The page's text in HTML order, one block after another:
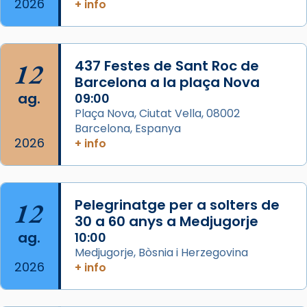
col·laboradors, a la Catedral de Barcelona.
L’arquebisbe de Barcelona, el cardenal Joan
Josep Omella, ha presidit la missa i l’ha
concelebrat el bisbe auxiliar de Barcelona,
Mons. David Abadías.
📸 Dr. G. Simón
Photo
View on Facebook
2 weeks ago
Memòria de les santes Juliana i
Semproniana, verges i màrtirs.
Acompanyant la història de sant Cugat, a
partir de l’Edat Mitjana sorgeix la tradició
que les santes Juliana (“relatiu a Júlia”) i
2026
+ info
12
ag.
2026
437 Festes de Sant Roc de
Barcelona a la plaça Nova
09:00
Plaça Nova, Ciutat Vella, 08002
Barcelona, Espanya
+ info
12
ag.
2026
Pelegrinatge per a solters de
30 a 60 anys a Medjugorje
10:00
Medjugorje, Bòsnia i Herzegovina
+ info